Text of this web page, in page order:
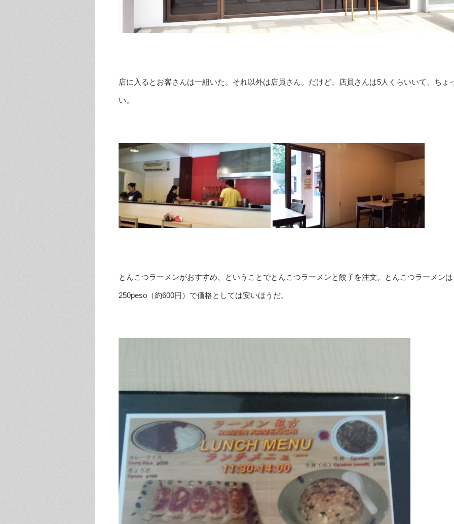
店に入るとお客さんは一組いた。それ以外は店員さん。だけど、店員さんは5人くらいいて、ちょ
い。
とんこつラーメンがおすすめ、ということでとんこつラーメンと餃子を注文。とんこつラーメンは
250peso（約600円）で価格としては安いほうだ。